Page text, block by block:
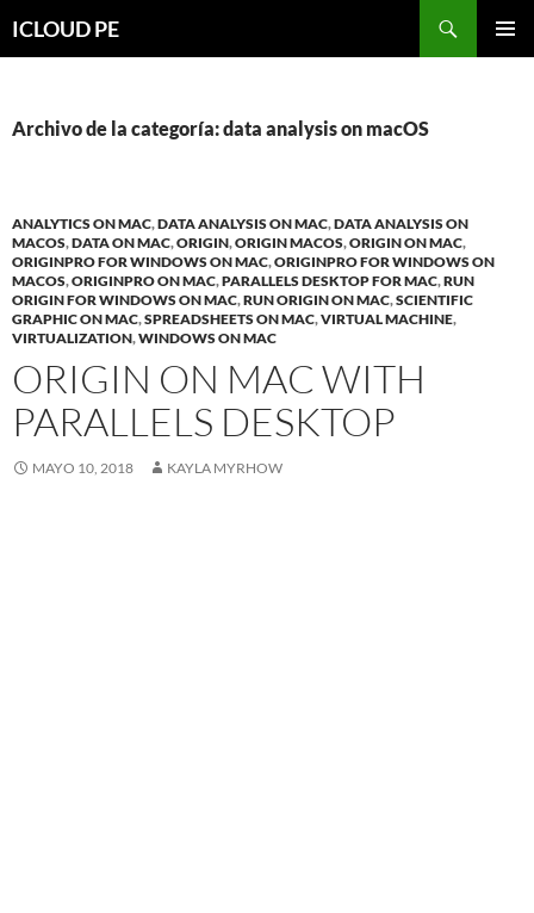
hacia
ICLOUD PE
Archivo de la categoría: data analysis on macOS
ANALYTICS ON MAC,DATA ANALYSIS ON MAC,DATA ANALYSIS ON
MACOS,DATA ON MAC,ORIGIN,ORIGIN MACOS,ORIGIN ON MAC,
ORIGINPRO FOR WINDOWS ON MAC,ORIGINPRO FOR WINDOWS ON
MACOS,ORIGINPRO ON MAC,PARALLELS DESKTOP FOR MAC,RUN
ORIGIN FOR WINDOWS ON MAC,RUN ORIGIN ON MAC,SCIENTIFIC
GRAPHIC ON MAC,SPREADSHEETS ON MAC,VIRTUAL MACHINE,
VIRTUALIZATION,WINDOWS ON MAC
ORIGIN ON MAC WITH
PARALLELS DESKTOP
MAYO 10, 2018 KAYLA MYRHOW